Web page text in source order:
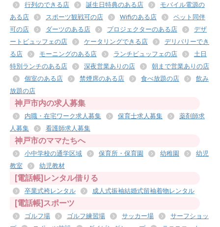
行列のできる店 誕生日特典のある店
モバイル電源の
ある店
スポーツ観戦可の店 Wifiのある店
ペット同伴
可の店
ダーツのある店 プロジェクターのある店
デザ
ートビュッフェの店
ケータリングできる店
デリバリーでき
る店
モーニングのある店 ランチビュッフェの店
土日
特別ランチのある店
深夜営業ありの店
朝まで営業ありの店
個室のある店
禁煙席のある店 食べ放題の店
飲み
放題の店
神戸市内の求人募集
内職・在宅ワーク求人募集 保育士求人募集
薬剤師求
人募集
看護師求人募集
神戸市のママたちへ
小中学校の通学区域 保育所・保育園 幼稚園
幼児
教室
幼児教材
[電話帳]レンタル借りる
卒業式袴レンタル 成人式振袖結婚式留袖着物レンタル
[電話帳]スポーツ
ゴルフ場 ゴルフ練習場 サッカー場
サーフショッ